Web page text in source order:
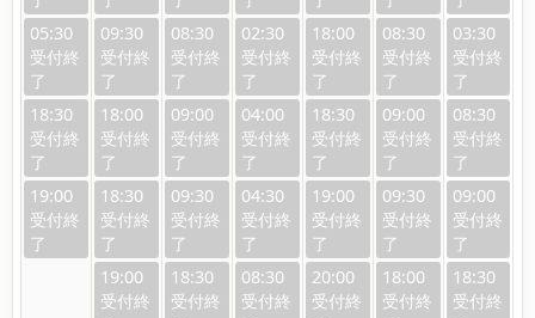
05:30
18:30
19:00
09:30
18:00
18:30
19:00
08:30
09:00
09:30
18:30
02:30
04:00
04:30
08:30
18:00
18:30
19:00
20:00
08:30
09:00
09:30
18:00
03:30
08:30
09:00
18:30